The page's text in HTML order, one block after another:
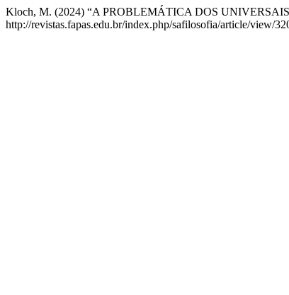
Kloch, M. (2024) “A PROBLEMÁTICA DOS
http://revistas.fapas.edu.br/index.php/safilosofia/article/view/